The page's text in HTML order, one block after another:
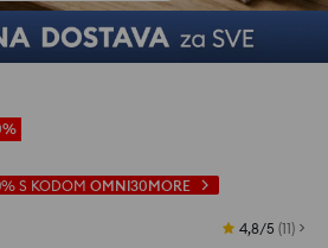
S KODOM OMNI30MORE
4,8/5 (11)